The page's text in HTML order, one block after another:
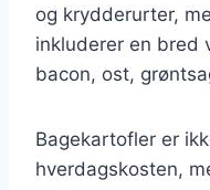
og krydderurter,
inkluderer en bred
bacon, ost,
Bagekartofler er
hverdagskosten,